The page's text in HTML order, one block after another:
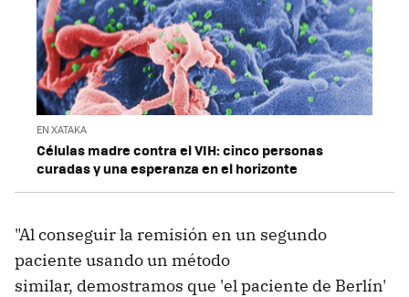
EN XATAKA
Células madre contra el VIH: cinco personas
curadas y una esperanza en el horizonte
"Al conseguir la remisión en un segundo
paciente usando un método
similar, demostramos que 'el paciente de Berlín'